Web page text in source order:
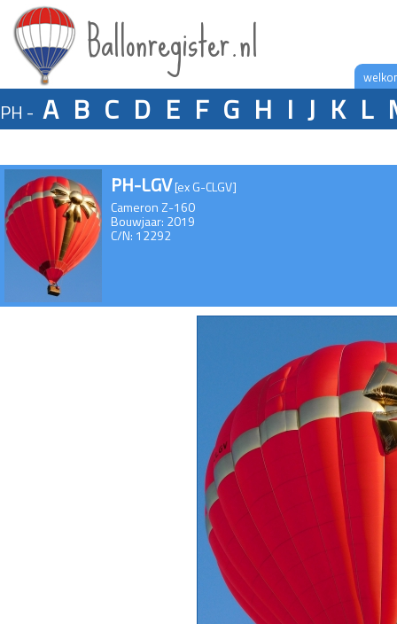
Ballonregister.nl
PH - A B C D E F G H I J K L
PH-LGV[ex G-CLGV]
Cameron Z-160
Bouwjaar: 2019
C/N: 12292